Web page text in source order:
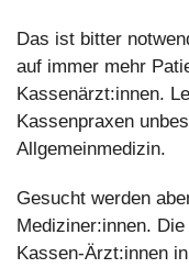
Das ist bitter
auf immer mehr
Kassenärzt:innen.
Kassenpraxen
Allgemeinmedizin.
Gesucht werden
Mediziner:innen.
Kassen-Ärzt:innen